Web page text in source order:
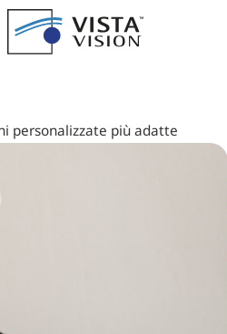
personalizzate più adatte